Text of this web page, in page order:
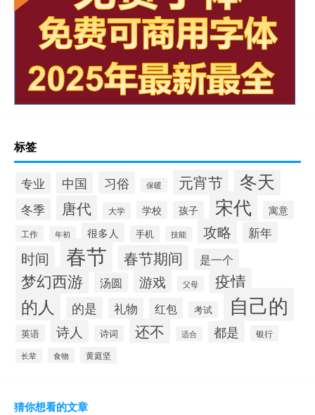
标签
专业 中国 习俗 保暖 元宵节 冬天
冬季 唐代 大学 学校 孩子 宋代 寓意
工作 年初 很多人 手机 技能 攻略 新年
时间 春节 春节期间 是一个
梦幻西游 汤圆 游戏 父母 疫情
的人 的是 礼物 红包 考试 自己的
英语 诗人 诗词 还不 适合 都是 银行
长辈 食物 黄庭坚
猜你想看的文章